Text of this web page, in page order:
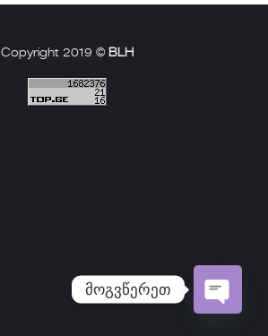
Copyright 2019 © BLH
მოგვწერეთ